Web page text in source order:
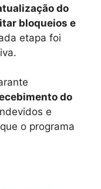
do
bloqueios e
etapa foi
do
e
o programa